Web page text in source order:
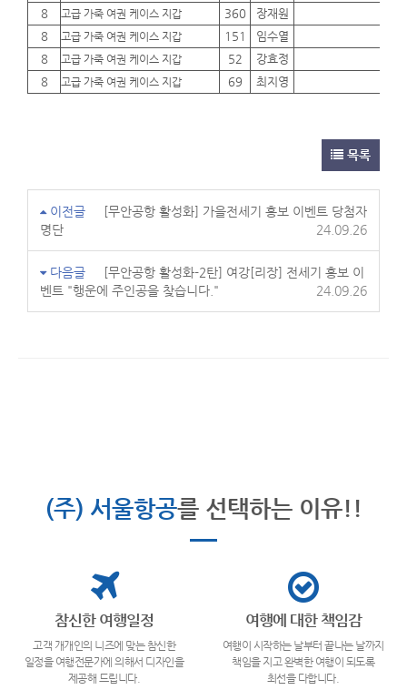
8
고급 가죽 여권 케이스 지갑 360 장재원
8
고급 가죽 여권 케이스 지갑 151 임수열
8
고급 가죽 여권 케이스 지갑 52 강효정
8
고급 가죽 여권 케이스 지갑 69 최지영
목록
이전글
[무안공항 활성화] 가을전세기 홍보 이벤트 당첨자
명단
24.09.26
다음글
[무안공항 활성화-2탄] 여강[리장] 전세기 홍보 이
벤트 "행운에 주인공을 찾습니다."
24.09.26
(주) 서울항공를 선택하는 이유!!
참신한 여행일정
고객 개개인의 니즈에 맞는 참신한
일정을 여행전문가에 의해서 디자인을
제공해 드립니다.
여행에 대한 책임감
여행이 시작하는 날부터 끝나는 날까지
책임을 지고 완벽한 여행이 되도록
최선을 다합니다.